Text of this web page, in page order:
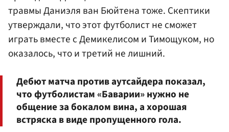
травмы Даниэля ван Бюйтена тоже. Скептики
утверждали, что этот футболист не сможет
играть вместе с Демикелисом и Тимощуком, но
оказалось, что и третий не лишний.
Дебют матча против аутсайдера показал,
что футболистам «Баварии» нужно не
общение за бокалом вина, а хорошая
встряска в виде пропущенного гола.